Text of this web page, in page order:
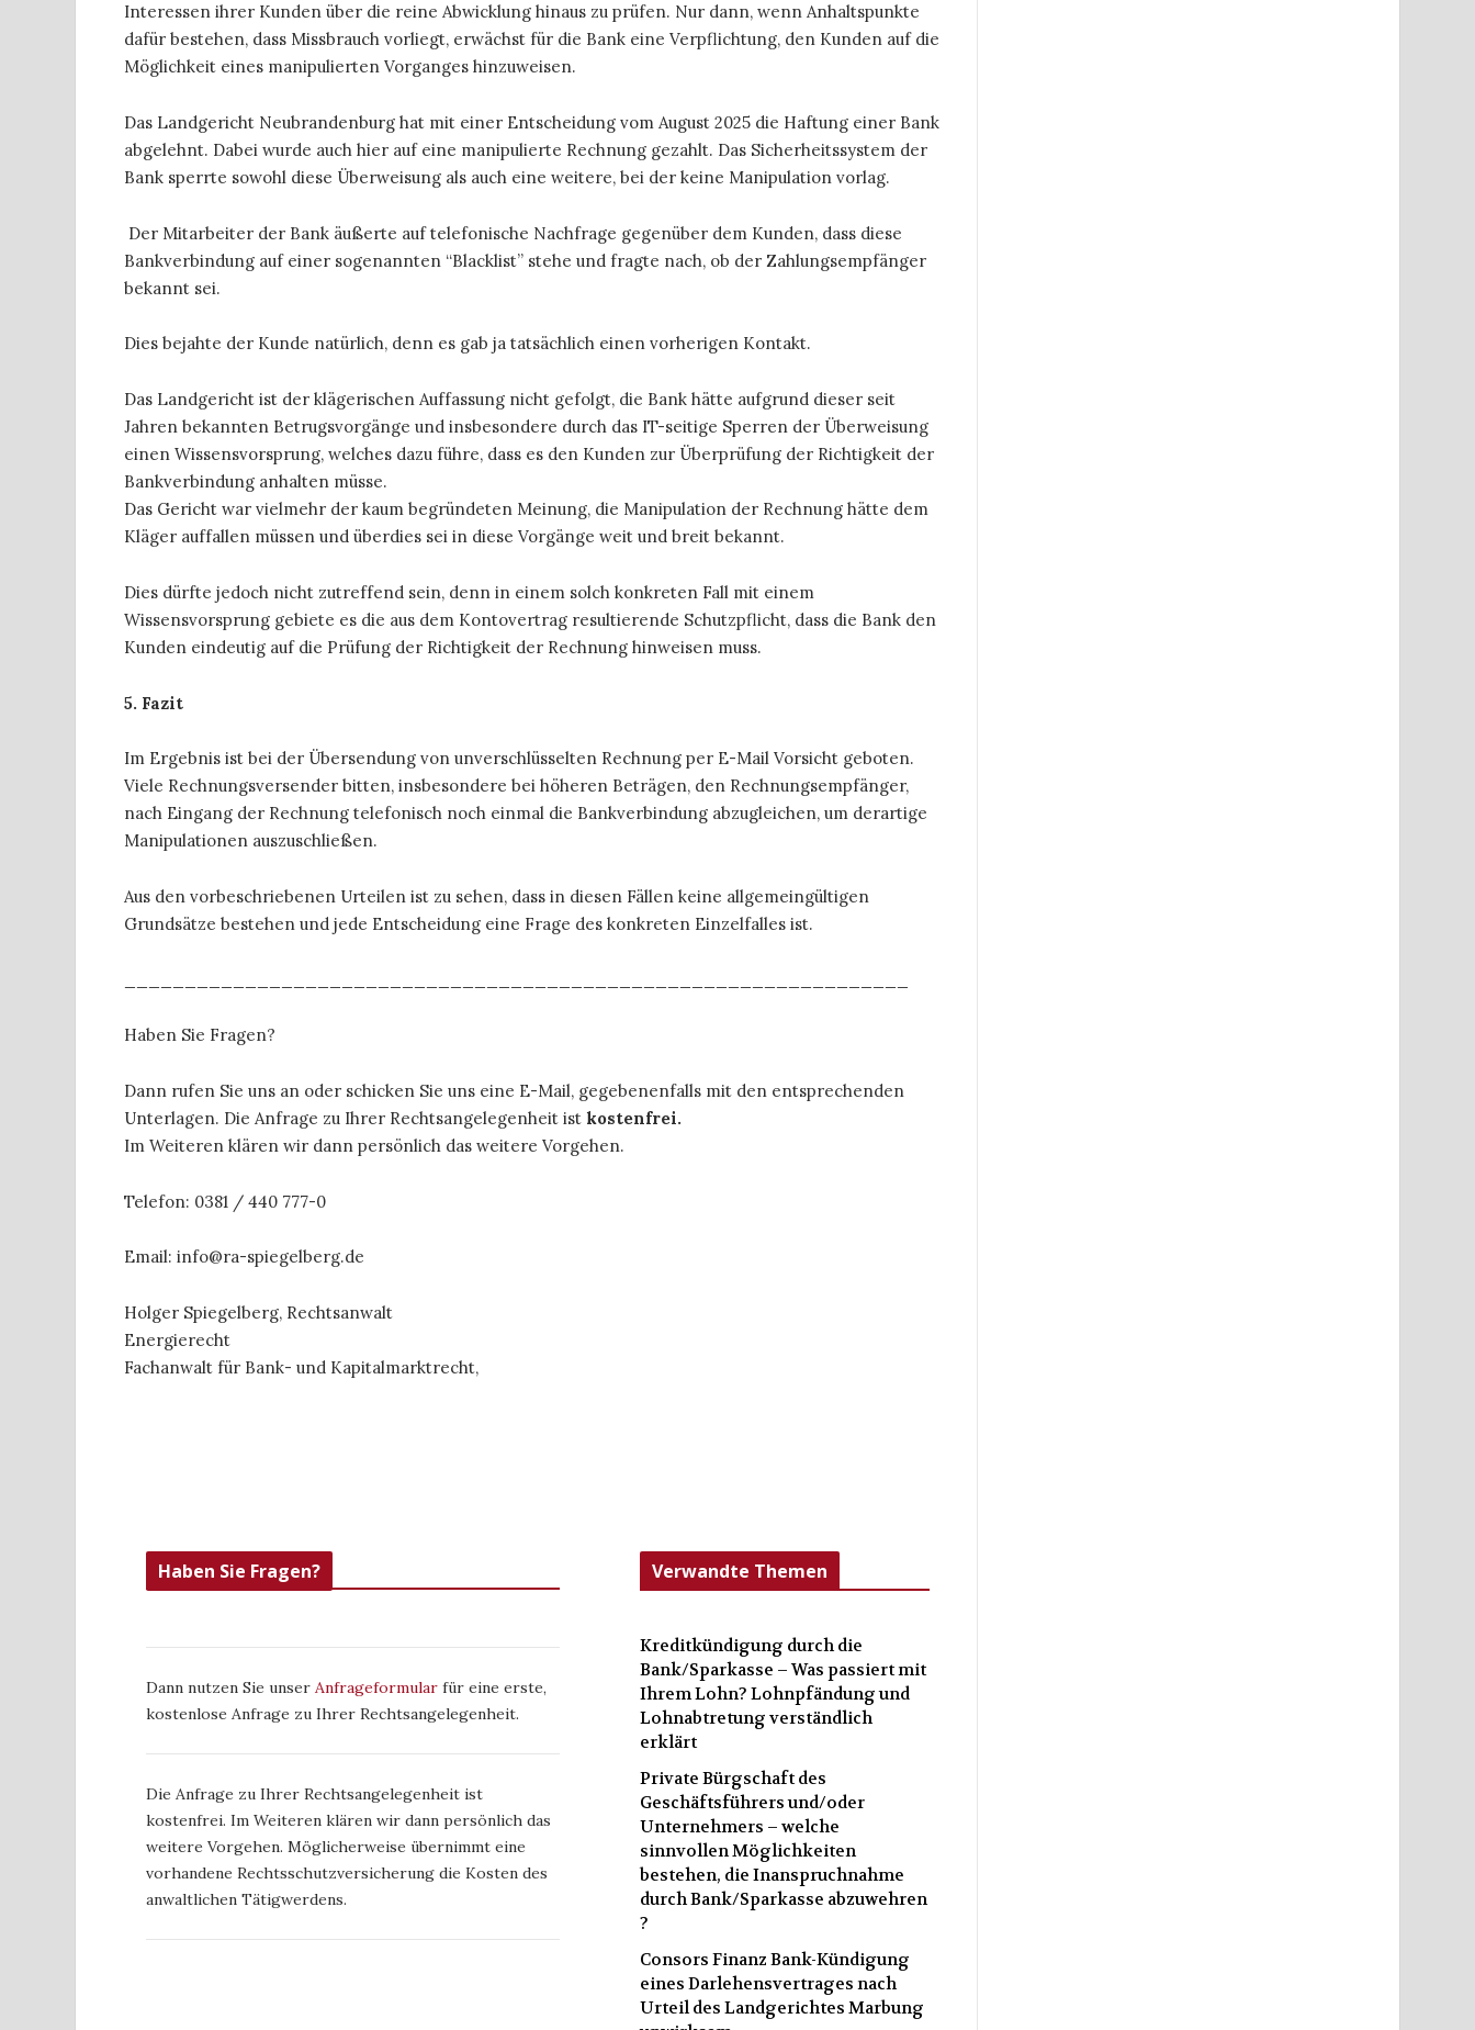
Interessen ihrer Kunden über die reine Abwicklung hinaus zu prüfen. Nur dann, wenn Anhaltspunkte
dafür bestehen, dass Missbrauch vorliegt, erwächst für die Bank eine Verpflichtung, den Kunden auf die
Möglichkeit eines manipulierten Vorganges hinzuweisen.
Das Landgericht Neubrandenburg hat mit einer Entscheidung vom August 2025 die Haftung einer Bank
abgelehnt. Dabei wurde auch hier auf eine manipulierte Rechnung gezahlt. Das Sicherheitssystem der
Bank sperrte sowohl diese Überweisung als auch eine weitere, bei der keine Manipulation vorlag.
Der Mitarbeiter der Bank äußerte auf telefonische Nachfrage gegenüber dem Kunden, dass diese
Bankverbindung auf einer sogenannten “Blacklist” stehe und fragte nach, ob der Zahlungsempfänger
bekannt sei.
Dies bejahte der Kunde natürlich, denn es gab ja tatsächlich einen vorherigen Kontakt.
Das Landgericht ist der klägerischen Auffassung nicht gefolgt, die Bank hätte aufgrund dieser seit
Jahren bekannten Betrugsvorgänge und insbesondere durch das IT-seitige Sperren der Überweisung
einen Wissensvorsprung, welches dazu führe, dass es den Kunden zur Überprüfung der Richtigkeit der
Bankverbindung anhalten müsse.
Das Gericht war vielmehr der kaum begründeten Meinung, die Manipulation der Rechnung hätte dem
Kläger auffallen müssen und überdies sei in diese Vorgänge weit und breit bekannt.
Dies dürfte jedoch nicht zutreffend sein, denn in einem solch konkreten Fall mit einem
Wissensvorsprung gebiete es die aus dem Kontovertrag resultierende Schutzpflicht, dass die Bank den
Kunden eindeutig auf die Prüfung der Richtigkeit der Rechnung hinweisen muss.
5. Fazit
Im Ergebnis ist bei der Übersendung von unverschlüsselten Rechnung per E-Mail Vorsicht geboten.
Viele Rechnungsversender bitten, insbesondere bei höheren Beträgen, den Rechnungsempfänger,
nach Eingang der Rechnung telefonisch noch einmal die Bankverbindung abzugleichen, um derartige
Manipulationen auszuschließen.
Aus den vorbeschriebenen Urteilen ist zu sehen, dass in diesen Fällen keine allgemeingültigen
Grundsätze bestehen und jede Entscheidung eine Frage des konkreten Einzelfalles ist.
Haben Sie Fragen?
Dann rufen Sie uns an oder schicken Sie uns eine E-Mail, gegebenenfalls mit den entsprechenden
Unterlagen. Die Anfrage zu Ihrer Rechtsangelegenheit ist kostenfrei.
Im Weiteren klären wir dann persönlich das weitere Vorgehen.
Telefon: 0381 / 440 777-0
Email: info@ra-spiegelberg.de
Holger Spiegelberg, Rechtsanwalt
Energierecht
Fachanwalt für Bank- und Kapitalmarktrecht,
Haben Sie Fragen?
Dann nutzen Sie unser Anfrageformular für eine erste,
kostenlose Anfrage zu Ihrer Rechtsangelegenheit.
Die Anfrage zu Ihrer Rechtsangelegenheit ist
kostenfrei. Im Weiteren klären wir dann persönlich das
weitere Vorgehen. Möglicherweise übernimmt eine
vorhandene Rechtsschutzversicherung die Kosten des
anwaltlichen Tätigwerdens.
Verwandte Themen
Kreditkündigung durch die
Bank/Sparkasse – Was passiert mit
Ihrem Lohn? Lohnpfändung und
Lohnabtretung verständlich
erklärt
Private Bürgschaft des
Geschäftsführers und/oder
Unternehmers – welche
sinnvollen Möglichkeiten
bestehen, die Inanspruchnahme
durch Bank/Sparkasse abzuwehren
?
Consors Finanz Bank-Kündigung
eines Darlehensvertrages nach
Urteil des Landgerichtes Marbung